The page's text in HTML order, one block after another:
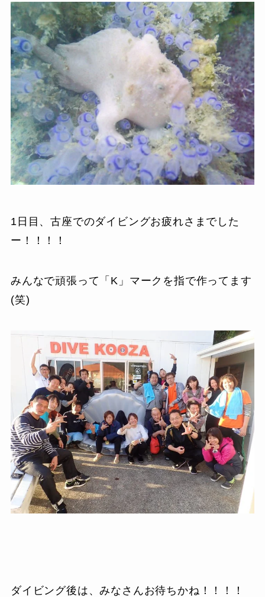
1日目、古座でのダイビングお疲れさまでした
ー！！！！
みんなで頑張って「K」マークを指で作ってます
(笑)
ダイビング後は、みなさんお待ちかね！！！！